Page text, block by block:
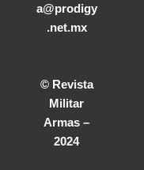
a@prodigy
.net.mx
© Revista
Militar
Armas –
2024